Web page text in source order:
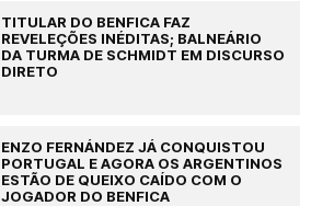
TITULAR DO BENFICA FAZ
REVELEÇÕES INÉDITAS; BALNEÁRIO
DA TURMA DE SCHMIDT EM DISCURSO
DIRETO
ENZO FERNÁNDEZ JÁ CONQUISTOU
PORTUGAL E AGORA OS ARGENTINOS
ESTÃO DE QUEIXO CAÍDO COM O
JOGADOR DO BENFICA